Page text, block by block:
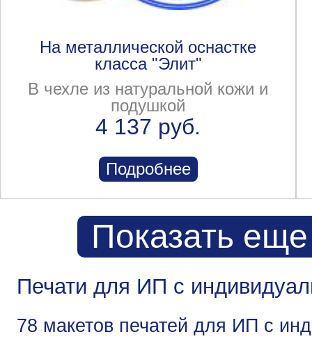
На металлической оснастке
класса "Элит"
В чехле из натуральной кожи и
подушкой
4 137 руб.
Подробнее
Показать
Печати для ИП с
78 макетов печатей для ИП с